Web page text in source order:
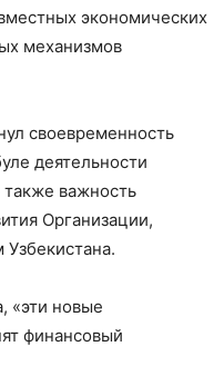
экономических
механизмов
своевременность
деятельности
важность
Организации,
«эти новые
финансовый